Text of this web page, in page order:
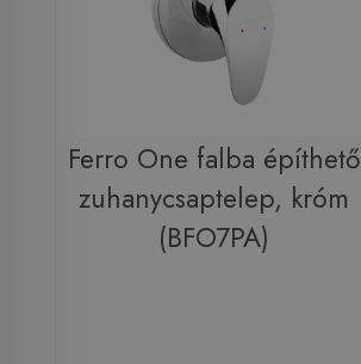
Ferro One falba építhető
zuhanycsaptelep, króm
(BFO7PA)